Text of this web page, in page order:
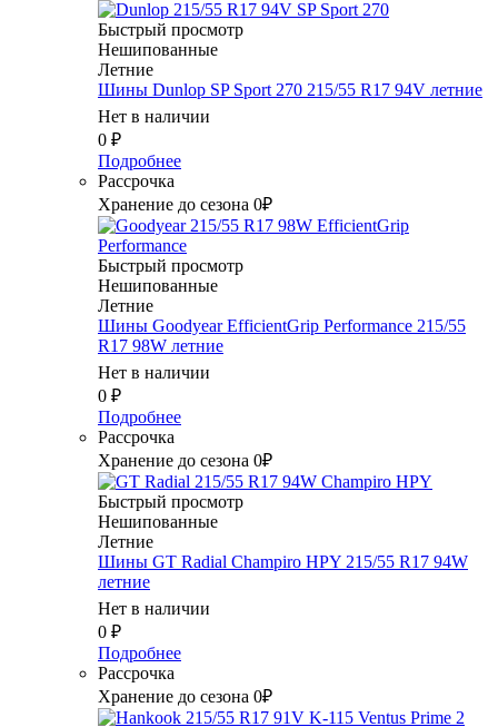
Быстрый просмотр
Нешипованные
Летние
Шины Dunlop SP Sport 270 215/55 R17 94V летние
Нет в наличии
0 ₽
Подробнее
Рассрочка
Хранение до сезона 0₽
Быстрый просмотр
Нешипованные
Летние
Шины Goodyear EfficientGrip Performance 215/55
R17 98W летние
Нет в наличии
0 ₽
Подробнее
Рассрочка
Хранение до сезона 0₽
Быстрый просмотр
Нешипованные
Летние
Шины GT Radial Champiro HPY 215/55 R17 94W
летние
Нет в наличии
0 ₽
Подробнее
Рассрочка
Хранение до сезона 0₽